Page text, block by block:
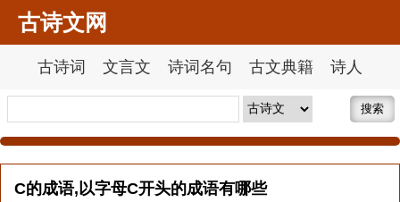
古诗文网
古诗词 文言文 诗词名句 古文典籍 诗人
搜索
C的成语,以字母C开头的成语有哪些